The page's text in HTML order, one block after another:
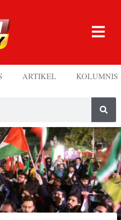
ARTIKEL KOLUMNIS